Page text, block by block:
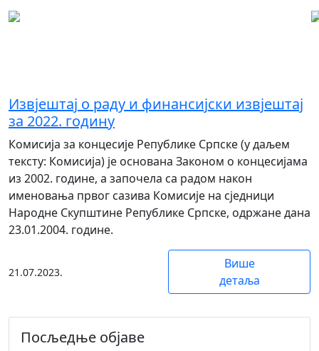
Извјештај о раду и финансијски извјештај
за 2022. годину
Комисија за концесије Републике Српске (у даљем
тексту: Комисија) је основана Законом о концесијама
из 2002. године, а започела са радом након
именовања првог сазива Комисије на сједници
Народне Скупштине Републике Српске, одржане дана
23.01.2004. године.
21.07.2023.
Више
детаља
Посљедње објаве